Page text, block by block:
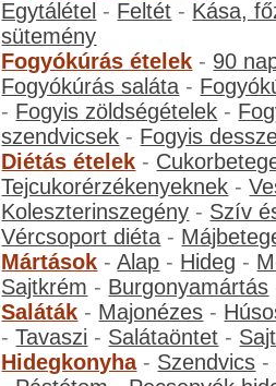
Egytálétel - Feltét - Kása,
sütemény
Fogyókúrás ételek - 90
Fogyókúrás saláta -
- Fogyis zöldségételek -
szendvicsek - Fogyis
Diétás ételek -
Tejcukorérzékenyeknek -
Koleszterinszegény - Szív
Vércsoport diéta -
Mártások -Alap - Hideg -
Sajtkrém - Burgonyamártás
Saláták - Majonézes -
-Tavaszi - Salátaöntet -
Hidegkonyha- Szendvics -